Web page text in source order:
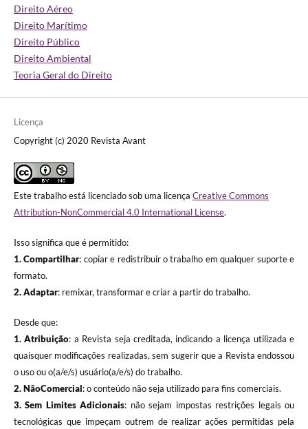
Direito Aéreo
Direito Marítimo
Direito Público
Direito Ambiental
Teoria Geral do Direito
Licença
Copyright (c) 2020 Revista Avant
Este trabalho está licenciado sob uma licença Creative Commons
Attribution-NonCommercial 4.0 International License.
Isso significa que é permitido:
1. Compartilhar: copiar e redistribuir o trabalho em qualquer suporte e
formato.
2. Adaptar: remixar, transformar e criar a partir do trabalho.
Desde que:
1. Atribuição: a Revista seja creditada, indicando a licença utilizada e
quaisquer modificações realizadas, sem sugerir que a Revista endossou
o uso ou o(a/e/s) usuário(a/e/s) do trabalho.
2. NãoComercial: o conteúdo não seja utilizado para fins comerciais.
3.Sem Limites Adicionais: não sejam impostas restrições legais ou
tecnológicas que impeçam outrem de realizar ações permitidas pela